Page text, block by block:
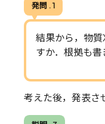
発問 . 1
結果から，物
すか．根拠も書
考えた後，発表さ